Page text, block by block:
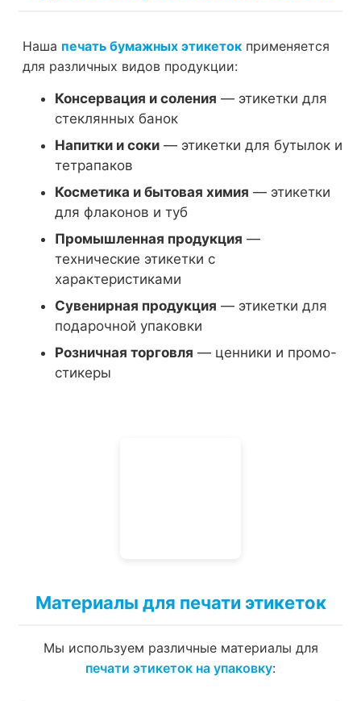
Наша печать бумажных этикеток применяется
для различных видов продукции:
Консервация и соления — этикетки для
стеклянных банок
Напитки и соки — этикетки для бутылок и
тетрапаков
Косметика и бытовая химия — этикетки
для флаконов и туб
Промышленная продукция —
технические этикетки с
характеристиками
Сувенирная продукция — этикетки для
подарочной упаковки
Розничная торговля — ценники и промо-
стикеры
Материалы для печати этикеток
Мы используем различные материалы для
печати этикеток на упаковку: